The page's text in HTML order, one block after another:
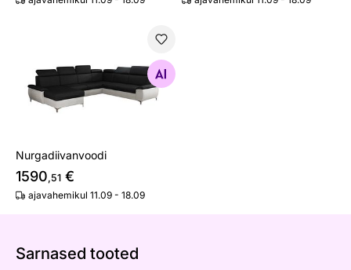
Otsi sarnaseid
Nurgadiivanvoodi
1590,51 €
ajavahemikul 11.09 - 18.09
Sarnased tooted